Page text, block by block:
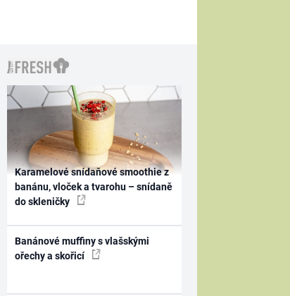
Karamelové snídaňové smoothie z
banánu, vloček a tvarohu – snídaně
do skleničky
Banánové muffiny s vlašskými
ořechy a skořicí